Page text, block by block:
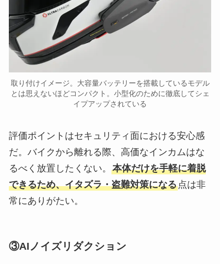
取り付けイメージ。大容量バッテリーを搭載しているモデル
とは思えないほどコンパクト。小型化のために徹底してシェ
イプアップされている
評価ポイントはセキュリティ面における安心感
だ。バイクから離れる際、高価なインカムはな
るべく放置したくない。 本体だけを手軽に着脱
できるため、イタズラ・盗難対策になる点は非
常にありがたい。
③AIノイズリダクション